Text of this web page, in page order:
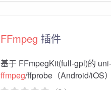
FFmpeg 插件
基于 FFmpegKit(full-gpl)的
ffmpeg/ffprobe（Android/iOS）